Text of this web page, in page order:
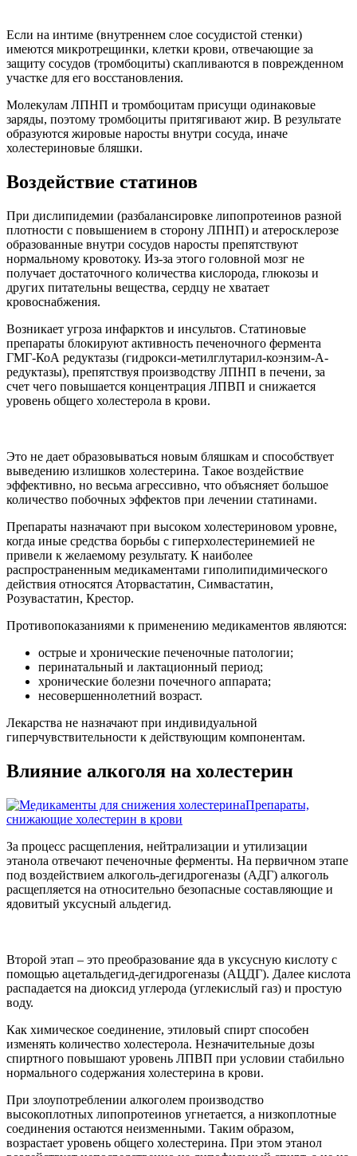
Если на интиме (внутреннем слое сосудистой стенки)
имеются микротрещинки, клетки крови, отвечающие за
защиту сосудов (тромбоциты) скапливаются в поврежденном
участке для его восстановления.
Молекулам ЛПНП и тромбоцитам присущи одинаковые
заряды, поэтому тромбоциты притягивают жир. В результате
образуются жировые наросты внутри сосуда, иначе
холестериновые бляшки.
Воздействие статинов
При дислипидемии (разбалансировке липопротеинов разной
плотности с повышением в сторону ЛПНП) и атеросклерозе
образованные внутри сосудов наросты препятствуют
нормальному кровотоку. Из-за этого головной мозг не
получает достаточного количества кислорода, глюкозы и
других питательны вещества, сердцу не хватает
кровоснабжения.
Возникает угроза инфарктов и инсультов. Статиновые
препараты блокируют активность печеночного фермента
ГМГ-КоА редуктазы (гидрокси-метилглутарил-коэнзим-А-
редуктазы), препятствуя производству ЛПНП в печени, за
счет чего повышается концентрация ЛПВП и снижается
уровень общего холестерола в крови.
Это не дает образовываться новым бляшкам и способствует
выведению излишков холестерина. Такое воздействие
эффективно, но весьма агрессивно, что объясняет большое
количество побочных эффектов при лечении статинами.
Препараты назначают при высоком холестериновом уровне,
когда иные средства борьбы с гиперхолестеринемией не
привели к желаемому результату. К наиболее
распространенным медикаментами гиполипидимического
действия относятся Аторвастатин, Симвастатин,
Розувастатин, Крестор.
Противопоказаниями к применению медикаментов являются:
острые и хронические печеночные патологии;
перинатальный и лактационный период;
хронические болезни почечного аппарата;
несовершеннолетний возраст.
Лекарства не назначают при индивидуальной
гиперчувствительности к действующим компонентам.
Влияние алкоголя на холестерин
Препараты,
снижающие холестерин в крови
За процесс расщепления, нейтрализации и утилизации
этанола отвечают печеночные ферменты. На первичном этапе
под воздействием алкоголь-дегидрогеназы (АДГ) алкоголь
расщепляется на относительно безопасные составляющие и
ядовитый уксусный альдегид.
Второй этап – это преобразование яда в уксусную кислоту с
помощью ацетальдегид-дегидрогеназы (АЦДГ). Далее кислота
распадается на диоксид углерода (углекислый газ) и простую
воду.
Как химическое соединение, этиловый спирт способен
изменять количество холестерола. Незначительные дозы
спиртного повышают уровень ЛПВП при условии стабильно
нормального содержания холестерина в крови.
При злоупотреблении алкоголем производство
высокоплотных липопротеинов угнетается, а низкоплотные
соединения остаются неизменными. Таким образом,
возрастает уровень общего холестерина. При этом этанол